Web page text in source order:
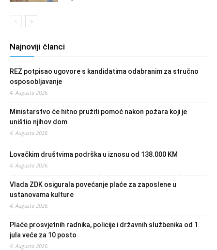
Najnoviji članci
REZ potpisao ugovore s kandidatima odabranim za stručno
osposobljavanje
4. Augusta 2026.
Ministarstvo će hitno pružiti pomoć nakon požara koji je
uništio njihov dom
4. Augusta 2026.
Lovačkim društvima podrška u iznosu od 138.000 KM
4. Augusta 2026.
Vlada ZDK osigurala povećanje plaće za zaposlene u
ustanovama kulture
4. Augusta 2026.
Plaće prosvjetnih radnika, policije i državnih službenika od 1.
jula veće za 10 posto
4. Augusta 2026.